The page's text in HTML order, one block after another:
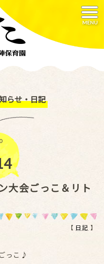
MENU
らせ・日記
会ごっこ＆リト
【 日記 】
っこ♪